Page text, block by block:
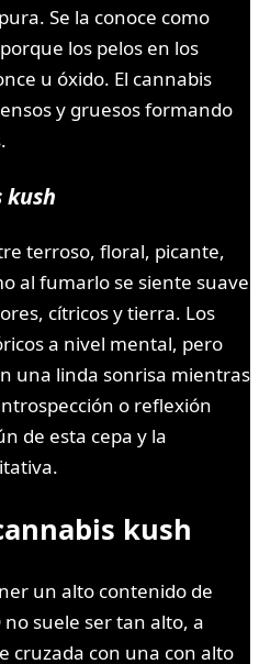
Se la conoce como
los pelos en los
u óxido. El cannabis
y gruesos formando
kush
terroso, floral, picante,
al fumarlo se siente suave
cítricos y tierra. Los
a nivel mental, pero
una linda sonrisa mientras
o reflexión
de esta cepa y la
kush
un alto contenido de
suele ser tan alto, a
cruzada con una con alto